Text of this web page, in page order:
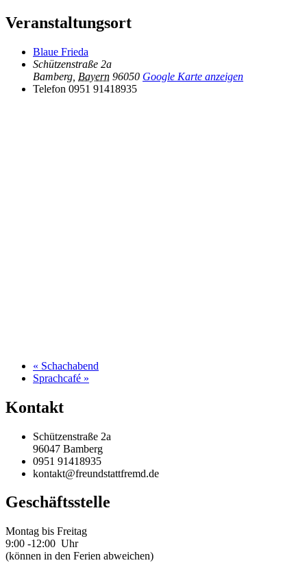
Veranstaltungsort
Blaue Frieda
Schützenstraße 2a
Bamberg Bayern 96050 Google Karte anzeigen
Telefon 0951 91418935
« Schachabend
Sprachcafé »
Kontakt
Schützenstraße 2a
96047 Bamberg
0951 91418935
kontakt@freundstattfremd.de
Geschäftsstelle
Montag bis Freitag
9:00 -12:00 Uhr
(können in den Ferien abweichen)